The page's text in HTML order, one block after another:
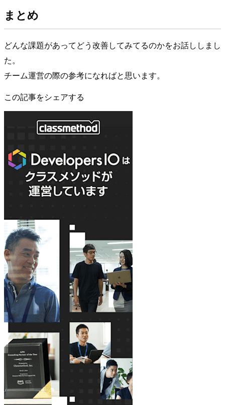
まとめ
どんな課題があってどう改善してみてるのかをお話ししまし
た。
チーム運営の際の参考になればと思います。
この記事をシェアする